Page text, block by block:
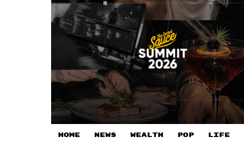
HOME NEWS WEALTH POP LIFE